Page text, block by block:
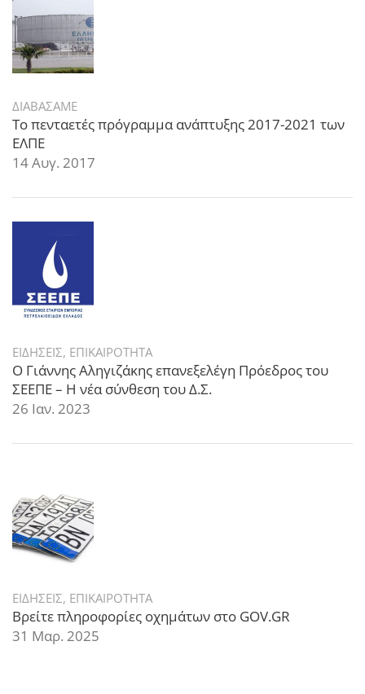
ΔΙΑΒΑΣΑΜΕ
Το πενταετές πρόγραμμα ανάπτυξης 2017-2021 των
ΕΛΠΕ
14 Αυγ. 2017
ΕΙΔΗΣΕΙΣ, ΕΠΙΚΑΙΡΟΤΗΤΑ
Ο Γιάννης Αληγιζάκης επανεξελέγη Πρόεδρος του
ΣΕΕΠΕ – Η νέα σύνθεση του Δ.Σ.
26 Ιαν. 2023
ΕΙΔΗΣΕΙΣ, ΕΠΙΚΑΙΡΟΤΗΤΑ
Βρείτε πληροφορίες οχημάτων στο GOV.GR
31 Μαρ. 2025